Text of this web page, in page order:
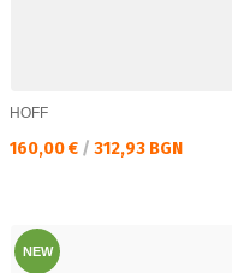
HOFF
Текуща цена:
160,00 € / 312,93 BGN
NEW